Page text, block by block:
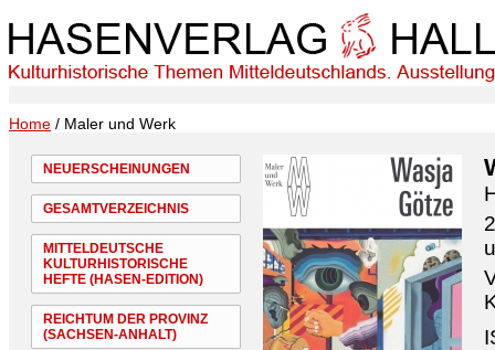
Home / Maler und Werk
NEUERSCHEINUNGEN
GESAMTVERZEICHNIS
MITTELDEUTSCHE
KULTURHISTORISCHE
HEFTE (HASEN-EDITION)
REICHTUM DER PROVINZ
(SACHSEN-ANHALT)